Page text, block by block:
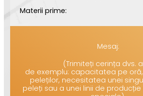
Materii prime:
Mesaj:
(Trimiteți cerința dvs.
de exemplu: capacitatea pe
peleților, necesitatea unei
peleți sau a unei linii de